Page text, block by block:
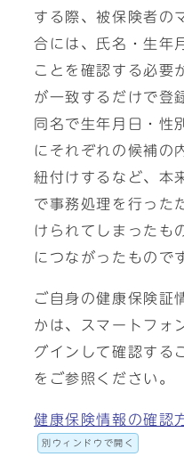
する際、被保険者の
合には、氏名・生年
ことを確認する必要
が一致するだけで登
同名で生年月日・性
にそれぞれの候補の
紐付けするなど、本
で事務処理を行った
けられてしまったも
につながったもので
ご自身の健康保険証
かは、スマートフォ
グインして確認する
をご参照ください。
健康保険情報の確認
別ウィンドウで開く